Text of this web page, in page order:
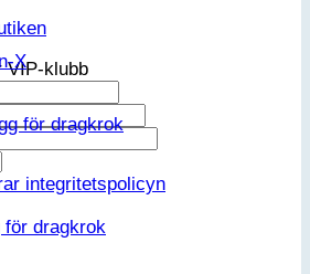
VIP-klubb
integritetspolicyn
X
för dragkrok